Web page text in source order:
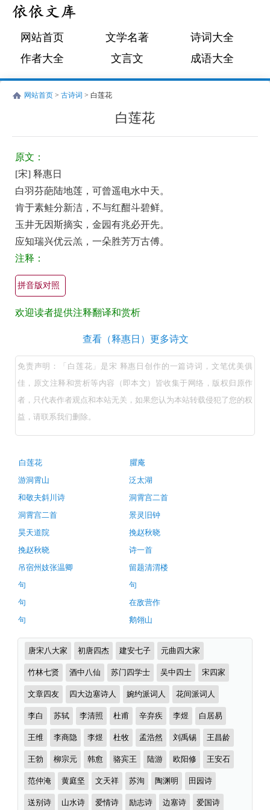
网站首页 文学名著
诗词大全
作者大全
文言文 成语大全
网站首页 > 古诗词 > 白莲花
白莲花
宋
释
惠
日
古
诗
词:
白
莲
花
原
文
翻
译
+全
注
释
译
文
+原
赏
析
原文：
[宋] 释惠日
白羽芬葩陆地莲，可曾遥电水中天。
肯于素鲑分新洁，不与红酣斗碧鲜。
玉井无因斯摘实，金园有兆必开先。
应知瑞兴优云羔，一朵胜芳万古傅。
注释：
拼音版对照
欢迎读者提供注释翻译和赏析
莲
花
（宋
释
惠
原
文
析
（完）-
古
诗
查看（释惠日）更多诗文
免责声明：「白莲花」是宋 释惠日创作的一篇诗词，文笔优美俱
佳，原文注释和赏析等内容（即本文）皆收集于网络，版权归原作
者，只代表作者观点和本站无关，如果您认为本站转载侵犯了您的权
益，请联系我们删除。
古
词
推
荐
白莲花
臞庵
游洞霄山
泛太湖
和敬夫斜川诗
洞霄宫二首
洞霄宫二首
景灵旧钟
昊天道院
挽赵秋晓
挽赵秋晓
诗一首
吊宿州妓张温卿
留题清渭楼
句
句
句
在敌营作
句
鹅翎山
诗
词
分
类
唐宋八大家 初唐四杰 建安七子 元曲四大家
竹林七贤 酒中八仙 苏门四学士 吴中四士 宋四家
文章四友 四大边塞诗人 婉约派词人 花间派词人
李白 苏轼 李清照 杜甫 辛弃疾 李煜 白居易
王维 李商隐 李煜 杜牧 孟浩然 刘禹锡 王昌龄
王勃 柳宗元 韩愈 骆宾王 陆游 欧阳修 王安石
范仲淹 黄庭坚 文天祥 苏洵 陶渊明 田园诗
送别诗 山水诗 爱情诗 励志诗 边塞诗 爱国诗